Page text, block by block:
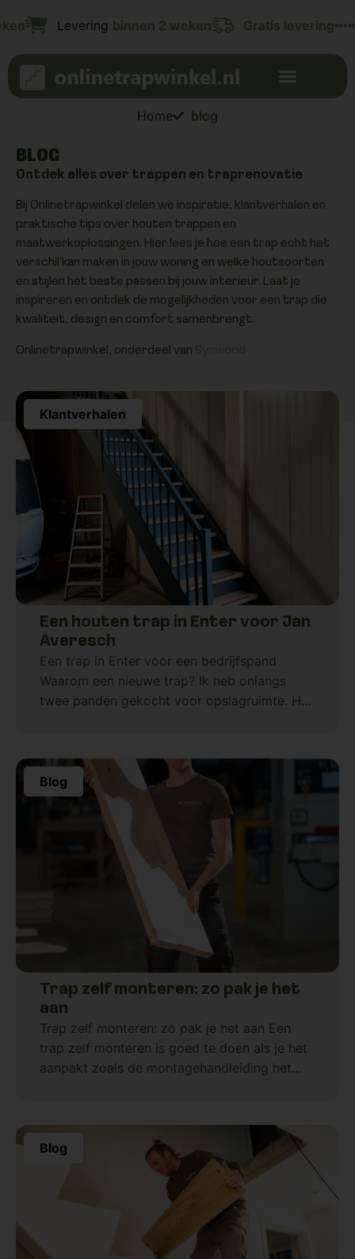
Leveringbinnen 2 weken Gratis levering 10
Home blog
BLOG
Ontdek alles over trappen en traprenovatie
Bij Onlinetrapwinkel delen we inspiratie, klantverhalen en
praktische tips over houten trappen en
maatwerkoplossingen. Hier lees je hoe een trap echt het
verschil kan maken in jouw woning en welke houtsoorten
en stijlen het beste passen bij jouw interieur. Laat je
inspireren en ontdek de mogelijkheden voor een trap die
kwaliteit, design en comfort samenbrengt.
Onlinetrapwinkel, onderdeel van
Klantverhalen
Een houten trap in Enter voor Jan
Averesch
Een trap in Enter voor een bedrijfspand
Waarom een nieuwe trap? Ik heb onlangs
twee panden gekocht voor opslagruimte. Het
Blog
Trap zelf monteren: zo pak je het
aan
Trap zelf monteren: zo pak je het aan Een
trap zelf monteren is goed te doen als je het
aanpakt zoals de montagehandleiding het
Blog